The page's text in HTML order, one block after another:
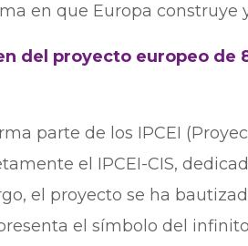
en que Europa construye
del proyecto europeo de
parte de los IPCEI
el IPCEI-CIS,
el proyecto se ha
el símbolo del